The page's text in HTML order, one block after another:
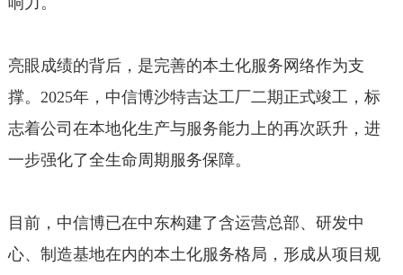
亮眼成绩的背后，是完善的本土化服务网络作为支
撑。2025年，中信博沙特吉达工厂二期正式竣工，标
志着公司在本地化生产与服务能力上的再次跃升，进
一步强化了全生命周期服务保障。
目前，中信博已在中东构建了含运营总部、研发中
心、制造基地在内的本土化服务格局，形成从项目规